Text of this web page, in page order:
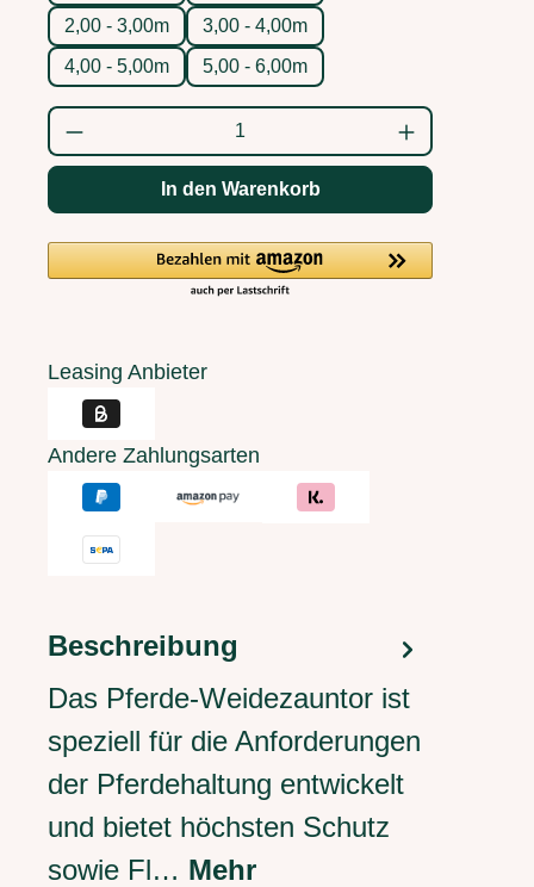
2,00 - 3,00m
3,00 - 4,00m
4,00 - 5,00m
5,00 - 6,00m
Produkt Anzahl: Gib den gewünschten
In den Warenkorb
Leasing Anbieter
Andere Zahlungsarten
Beschreibung
Das Pferde-Weidezauntor ist
speziell für die Anforderungen
der Pferdehaltung entwickelt
und bietet höchsten Schutz
sowie Fl… Mehr